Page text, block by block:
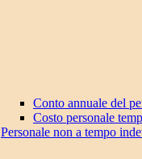
Conto annuale del
Costo personale
Personale non a tempo